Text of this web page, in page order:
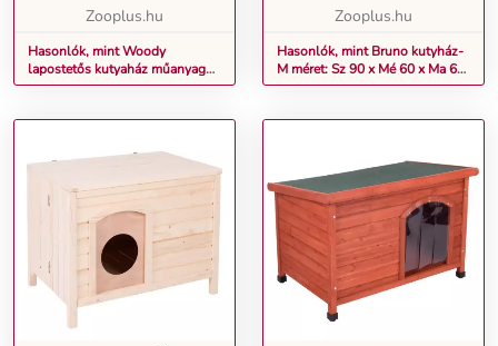
Zooplus.hu
Hasonlók, mint Woody
lapostetős kutyaház műanyag
ajtóval - S: Sz 85 x Mé 57 x Ma
Zooplus.hu
Hasonlók, mint Bruno kutyház-
M méret: Sz 90 x Mé 60 x Ma 68
cm